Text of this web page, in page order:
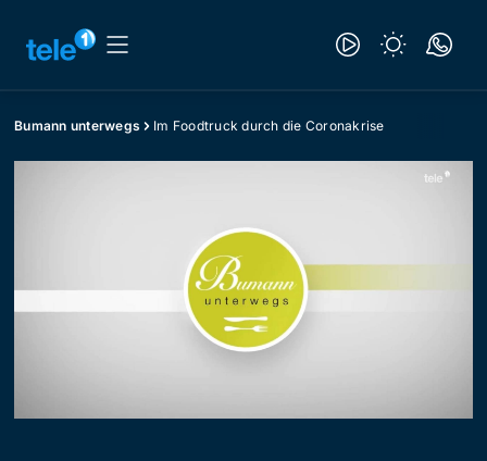
Bumann unterwegs Im Foodtruck durch die Coronakrise